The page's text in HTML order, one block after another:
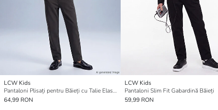
LCW Kids
Pantaloni Plisați pentru Băieți cu Talie Elastică
64,99 RON
LCW Kids
Pantaloni Slim Fit Gabardină Băieți
59,99 RON